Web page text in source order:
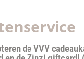
de VVV